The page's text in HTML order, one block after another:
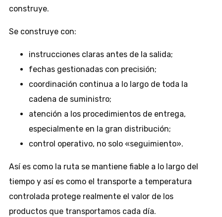
construye.
Se construye con:
instrucciones claras antes de la salida;
fechas gestionadas con precisión;
coordinación continua a lo largo de toda la
cadena de suministro;
atención a los procedimientos de entrega,
especialmente en la gran distribución;
control operativo, no solo «seguimiento».
Así es como la ruta se mantiene fiable a lo largo del
tiempo y así es como el transporte a temperatura
controlada protege realmente el valor de los
productos que transportamos cada día.